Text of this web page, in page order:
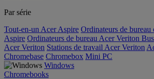
Par série
Tout-en-un Acer Aspire Ordinateurs de bureau
Aspire Ordinateurs de bureau Acer Veriton
Acer Veriton Stations de travail Acer Veriton
Chromebase Chromebox Mini PC
Windows
Chromebooks